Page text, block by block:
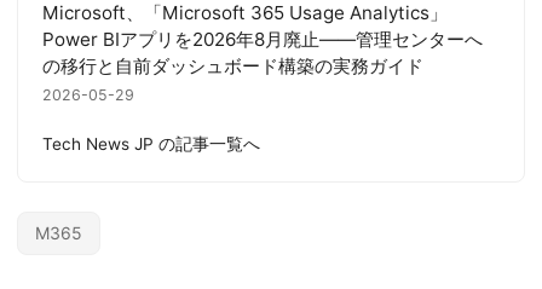
Microsoft、「Microsoft 365 Usage Analytics」
Power BIアプリを2026年8月廃止——管理センターへ
の移行と自前ダッシュボード構築の実務ガイド
2026-05-29
Tech News JP の記事一覧へ
M365